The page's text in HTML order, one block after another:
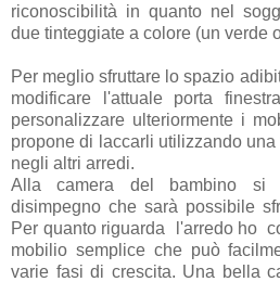
riconoscibilità in quanto nel
due tinteggiate a colore (un verde
Per meglio sfruttare lo spazio
modificare l'attuale porta
personalizzare ulteriormente i
propone di laccarli utilizzando
negli altri arredi.
Alla camera del bambino si
disimpegno che sarà possibile
Per quanto riguarda l'arredo ho
mobilio semplice che può
varie fasi di crescita. Una bella